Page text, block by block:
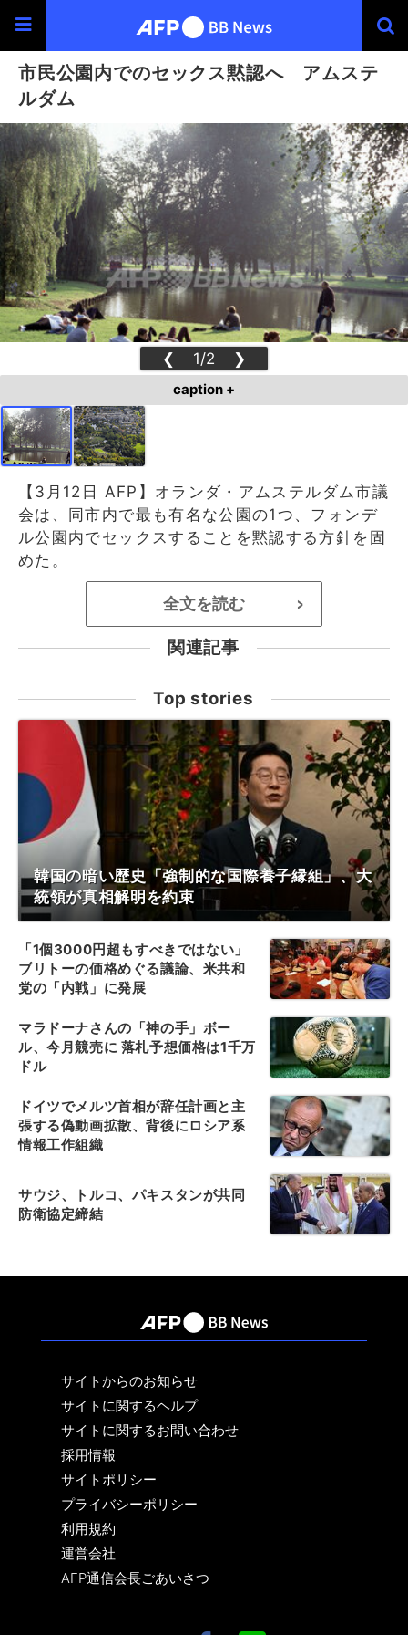
市民公園内でのセックス黙認へ アムステ
ルダム
❮ 1/2 ❯
caption +
【3月12日 AFP】オランダ・アムステルダム市議
会は、同市内で最も有名な公園の1つ、フォンデ
ル公園内でセックスすることを黙認する方針を固
めた。
全文を読む >
関連記事
Top stories
韓国の暗い歴史「強制的な国際養子縁組」、大
統領が真相解明を約束
「1個3000円超もすべきではない」
ブリトーの価格めぐる議論、米共和
党の「内戦」に発展
マラドーナさんの「神の手」ボー
ル、今月競売に 落札予想価格は1千万
ドル
ドイツでメルツ首相が辞任計画と主
張する偽動画拡散、背後にロシア系
情報工作組織
サウジ、トルコ、パキスタンが共同
防衛協定締結
サイトからのお知らせ
サイトに関するヘルプ
サイトに関するお問い合わせ
採用情報
サイトポリシー
プライバシーポリシー
利用規約
運営会社
AFP通信会長ごあいさつ